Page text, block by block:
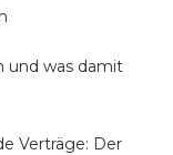
und was damit
Verträge: Der